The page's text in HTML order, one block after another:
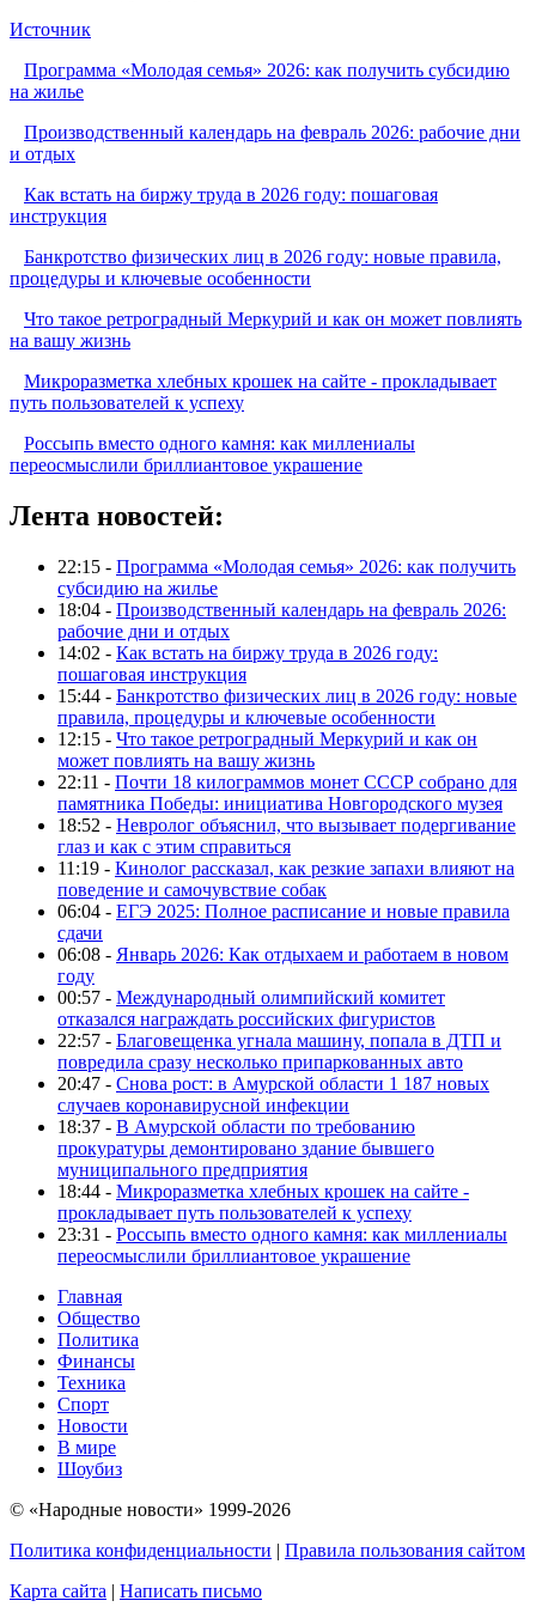
Источник
Программа «Молодая семья» 2026: как получить субсидию
на жилье
Производственный календарь на февраль 2026: рабочие дни
и отдых
Как встать на биржу труда в 2026 году: пошаговая
инструкция
Банкротство физических лиц в 2026 году: новые правила,
процедуры и ключевые особенности
Что такое ретроградный Меркурий и как он может повлиять
на вашу жизнь
Микроразметка хлебных крошек на сайте - прокладывает
путь пользователей к успеху
Россыпь вместо одного камня: как миллениалы
переосмыслили бриллиантовое украшение
Лента новостей:
22:15 - Программа «Молодая семья» 2026: как получить
субсидию на жилье
18:04 - Производственный календарь на февраль 2026:
рабочие дни и отдых
14:02 - Как встать на биржу труда в 2026 году:
пошаговая инструкция
15:44 - Банкротство физических лиц в 2026 году: новые
правила, процедуры и ключевые особенности
12:15 - Что такое ретроградный Меркурий и как он
может повлиять на вашу жизнь
22:11 - Почти 18 килограммов монет СССР собрано для
памятника Победы: инициатива Новгородского музея
18:52 - Невролог объяснил, что вызывает подергивание
глаз и как с этим справиться
11:19 - Кинолог рассказал, как резкие запахи влияют на
поведение и самочувствие собак
06:04 - ЕГЭ 2025: Полное расписание и новые правила
сдачи
06:08 - Январь 2026: Как отдыхаем и работаем в новом
году
00:57 - Международный олимпийский комитет
отказался награждать российских фигуристов
22:57 - Благовещенка угнала машину, попала в ДТП и
повредила сразу несколько припаркованных авто
20:47 - Снова рост: в Амурской области 1 187 новых
случаев коронавирусной инфекции
18:37 - В Амурской области по требованию
прокуратуры демонтировано здание бывшего
муниципального предприятия
18:44 - Микроразметка хлебных крошек на сайте -
прокладывает путь пользователей к успеху
23:31 - Россыпь вместо одного камня: как миллениалы
переосмыслили бриллиантовое украшение
Главная
Общество
Политика
Финансы
Техника
Спорт
Новости
В мире
Шоубиз
© «Народные новости» 1999-2026
Политика конфиденциальности | Правила пользования сайтом
Карта сайта | Написать письмо